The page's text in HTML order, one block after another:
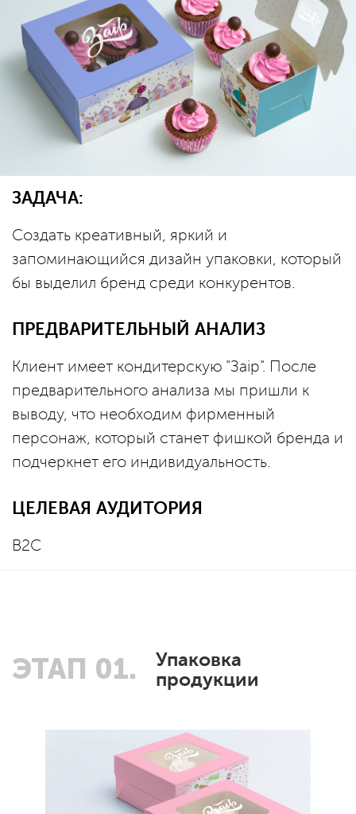
ЗАДАЧА:
Создать креативный, яркий и
запоминающийся дизайн упаковки, который
бы выделил бренд среди конкурентов.
ПРЕДВАРИТЕЛЬНЫЙ АНАЛИЗ
Клиент имеет кондитерскую "Заір". После
предварительного анализа мы пришли к
выводу, что необходим фирменный
персонаж, который станет фишкой бренда и
подчеркнет его индивидуальность.
ЦЕЛЕВАЯ АУДИТОРИЯ
B2С
ЭТАП 01.
Упаковка
продукции